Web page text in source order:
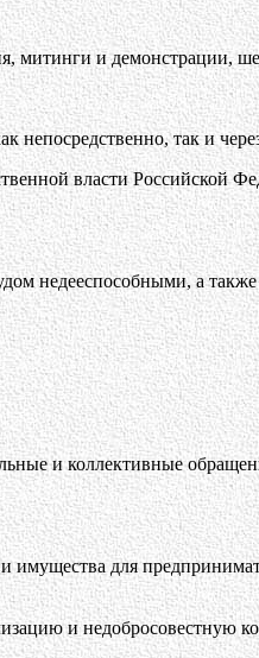
митинги и демонстрации,
непосредственно, так и
власти Российской
недееспособными, а
и коллективные
имущества для
и недобросовестную